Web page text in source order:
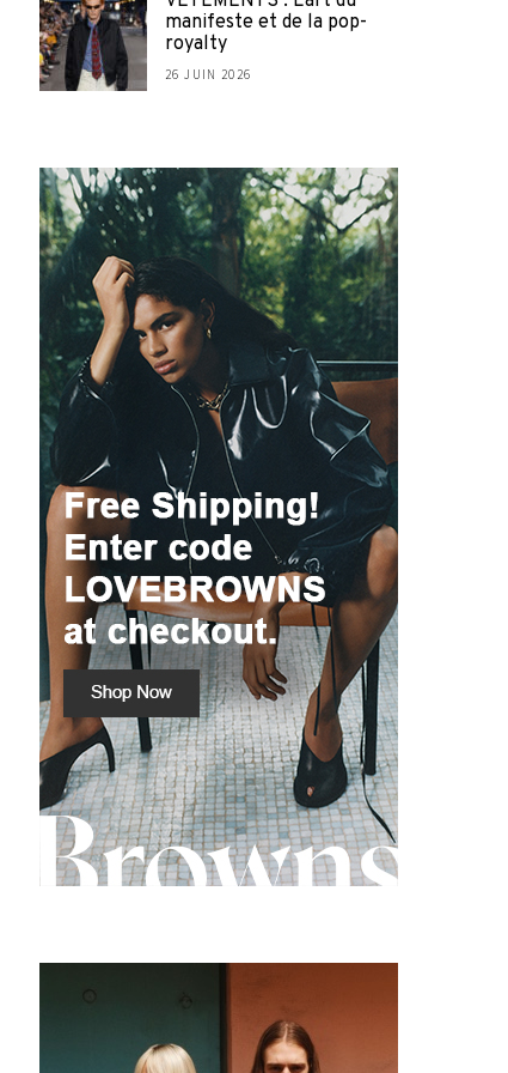
manifeste et de la pop-
royalty
26 JUIN 2026